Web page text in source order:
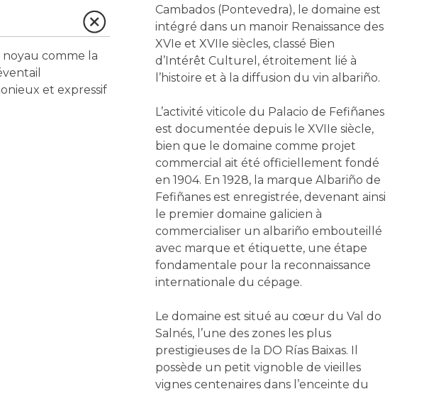
comme la
et expressif
Cambados (Pontevedra), le domaine est
intégré dans un manoir Renaissance des
XVIe et XVIIe siècles, classé Bien
d’Intérêt Culturel, étroitement lié à
l’histoire et à la diffusion du vin albariño.
L’activité viticole du Palacio de Fefiñanes
est documentée depuis le XVIIe siècle,
bien que le domaine comme projet
commercial ait été officiellement fondé
en 1904. En 1928, la marque Albariño de
Fefiñanes est enregistrée, devenant ainsi
le premier domaine galicien à
commercialiser un albariño embouteillé
avec marque et étiquette, une étape
fondamentale pour la reconnaissance
internationale du cépage.
Le domaine est situé au cœur du Val do
Salnés, l’une des zones les plus
prestigieuses de la DO Rías Baixas. Il
possède un petit vignoble de vieilles
vignes centenaires dans l’enceinte du